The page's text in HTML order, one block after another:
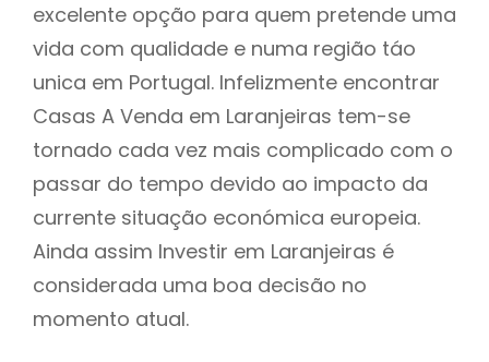
excelente opção para quem pretende uma
vida com qualidade e numa região táo
unica em Portugal. Infelizmente encontrar
Casas A Venda em Laranjeiras tem-se
tornado cada vez mais complicado com o
passar do tempo devido ao impacto da
currente situação económica europeia.
Ainda assim Investir em Laranjeiras é
considerada uma boa decisão no
momento atual.